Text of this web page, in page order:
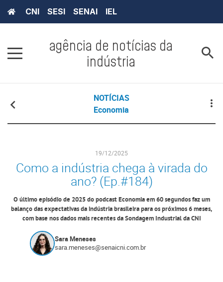
CNI SESI SENAI IEL
agência de notícias da
indústria
NOTÍCIAS
Economia
19/12/2025
Como a indústria chega à virada do
ano? (Ep.#184)
O último episódio de 2025 do podcast Economia em 60 segundos faz um
balanço das expectativas da indústria brasileira para os próximos 6 meses,
com base nos dados mais recentes da Sondagem Industrial da CNI
Sara Meneses
sara.meneses@senaicni.com.br